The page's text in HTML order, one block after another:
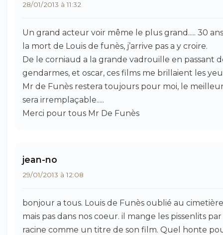
28/01/2013 à 11:32
Un grand acteur voir même le plus grand..... 30
la mort de Louis de funès, j’arrive pas a y croire.
De le corniaud a la grande vadrouille en passant
gendarmes, et oscar, ces films me brillaient les
Mr de Funès restera toujours pour moi, le
sera irremplaçable.....
Merci pour tous Mr De Funès
jean-no
29/01/2013 à 12:08
bonjour a tous. Louis de Funès oublié au cimetière
mais pas dans nos coeur. il mange les pissenlits
racine comme un titre de son film. Quel honte